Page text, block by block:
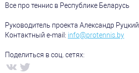
Все про теннис в Республике Беларусь
Руководитель проекта Александр Руцкий
Контактный e-mail: info@protennis.by
Поделиться в соц. сетях: